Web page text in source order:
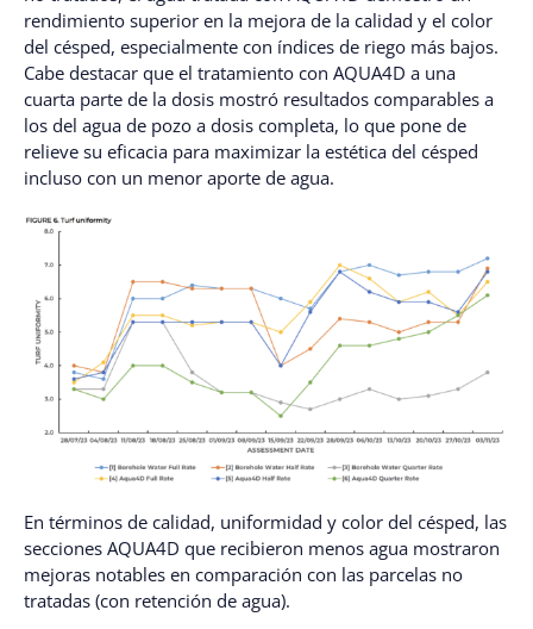
rendimiento superior en la mejora de la calidad y el color
del césped, especialmente con índices de riego más bajos.
Cabe destacar que el tratamiento con AQUA4D a una
cuarta parte de la dosis mostró resultados comparables a
los del agua de pozo a dosis completa, lo que pone de
relieve su eficacia para maximizar la estética del césped
incluso con un menor aporte de agua.
En términos de calidad, uniformidad y color del césped, las
secciones AQUA4D que recibieron menos agua mostraron
mejoras notables en comparación con las parcelas no
tratadas (con retención de agua).